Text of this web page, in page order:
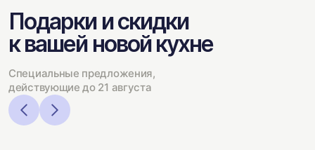
Подарки и скидки
к вашей новой кухне
Специальные предложения,
действующие до 21 августа